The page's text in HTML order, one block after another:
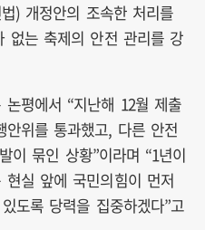
) 개정안의 조속한 처리를
없는 축제의 안전 관리를 강
평에서 “지난해 12월 제출
위를 통과했고, 다른 안전
이 묶인 상황”이라며 “1년이
실 앞에 국민의힘이 먼저
도록 당력을 집중하겠다”고